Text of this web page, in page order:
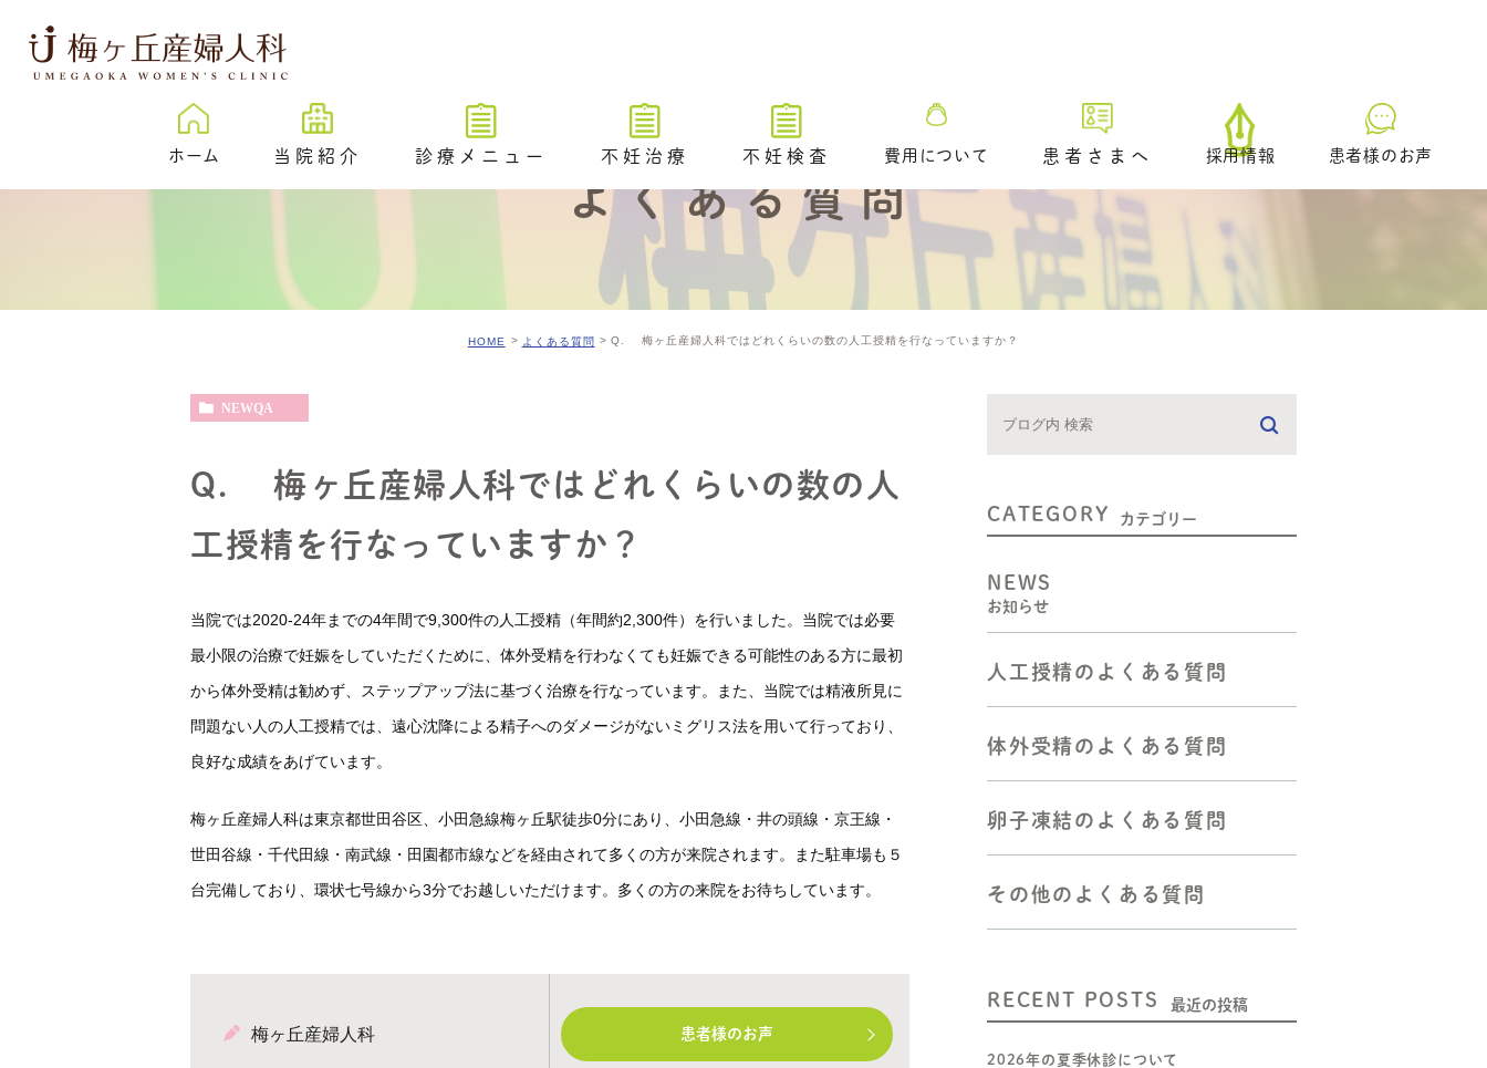
ホーム 当院紹介 診療メニュー
心理カウンセリングのご案内
説明動画集
不妊治療
不妊治療トップ
不妊治療の解説動画
タイミング法
排卵障害に対する薬物療法
アシステッド・ハッチング
養液
受診方法
不妊検査
不妊検査トップ
排卵や卵巣状態を調べる検査
卵管が通っているかを調べる
排卵時期を調べるための検査
査
よくある質問
費用について 患者さまへ
初診の方へ
プレ妊活／ブライダルチェッ
かお悩みの方へ
二人目不妊の方へ
体外受精（顕微授精を含む）
をお考えの方へ
胚移植―反復着床障害の方へ
よくある質問
採用情報 患者様のお声
よくある質問
HOME よくある質問 Q. 梅ヶ丘産婦人科ではどれくらいの数の人工授精を行なっていますか？
NEWQA
Q. 梅ヶ丘産婦人科ではどれくらいの数の人
工授精を行なっていますか？
当院では2020-24年までの4年間で9,300件の人工授精（年間約2,300件）を行いました。当院では必要
最小限の治療で妊娠をしていただくために、体外受精を行わなくても妊娠できる可能性のある方に最初
から体外受精は勧めず、ステップアップ法に基づく治療を行なっています。また、当院では精液所見に
問題ない人の人工授精では、遠心沈降による精子へのダメージがないミグリス法を用いて行っており、
良好な成績をあげています。
梅ヶ丘産婦人科は東京都世田谷区、小田急線梅ヶ丘駅徒歩0分にあり、小田急線・井の頭線・京王線・
世田谷線・千代田線・南武線・田園都市線などを経由されて多くの方が来院されます。また駐車場も５
台完備しており、環状七号線から3分でお越しいただけます。多くの方の来院をお待ちしています。
梅ヶ丘産婦人科 患者様のお声
CATEGORY カテゴリー
NEWS
お知らせ
人工授精のよくある質問
体外受精のよくある質問
卵子凍結のよくある質問
その他のよくある質問
RECENT POSTS 最近の投稿
2026年の夏季休診について